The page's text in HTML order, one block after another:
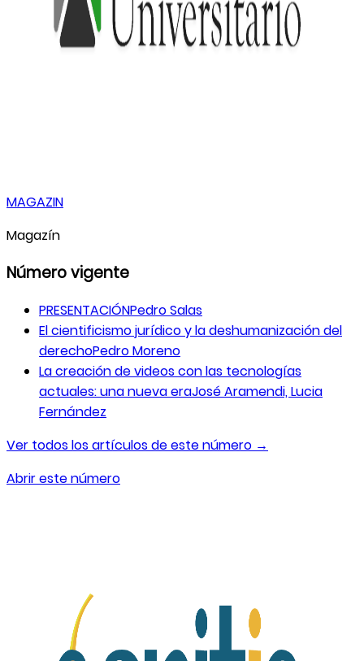
MAGAZIN
Magazín
Número vigente
PRESENTACIÓNPedro Salas
El cientificismo jurídico y la deshumanización del
derechoPedro Moreno
La creación de videos con las tecnologías
actuales: una nueva eraJosé Aramendi, Lucia
Fernández
Ver todos los artículos de este número →
Abrir este número